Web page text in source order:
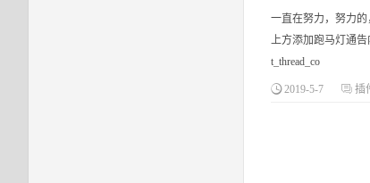
一直在努力，努力
上方添加跑马灯通
t_thread_co
2019-5-7 插